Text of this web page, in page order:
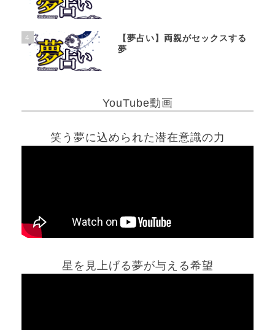
4
【夢占い】両親がセックスする
夢
YouTube動画
笑う夢に込められた潜在意識の力
星を見上げる夢が与える希望